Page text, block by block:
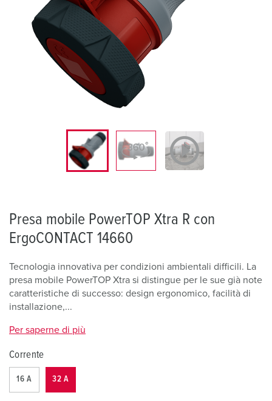
Presa mobile PowerTOP Xtra R con
ErgoCONTACT 14660
Tecnologia innovativa per condizioni ambientali difficili. La
presa mobile PowerTOP Xtra si distingue per le sue già note
caratteristiche di successo: design ergonomico, facilità di
installazione,...
Per saperne di più
Corrente
16 A 32 A